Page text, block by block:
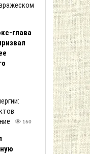
глава
160